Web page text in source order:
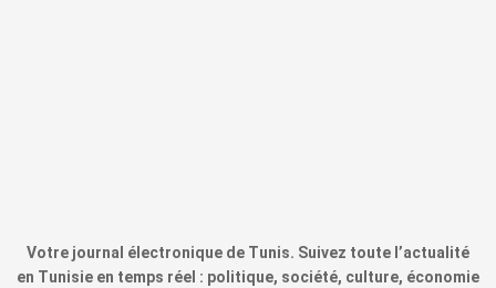
Votre journal électronique de Tunis. Suivez toute l’actualité
en Tunisie en temps réel : politique, société, culture, économie